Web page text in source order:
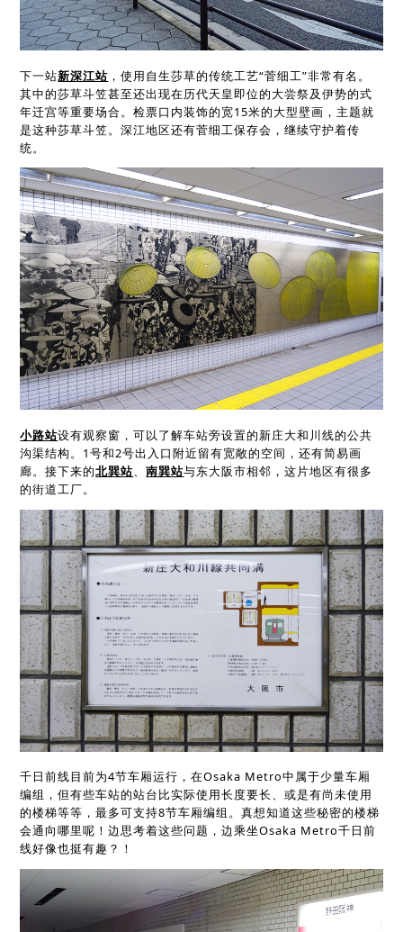
下一站新深江站 ，使用自生莎草的传统工艺“菅细工”非常有名。
其中的莎草斗笠甚至还出现在历代天皇即位的大尝祭及伊势的式
年迁宫等重要场合。检票口内装饰的宽15米的大型壁画，主题就
是这种莎草斗笠。深江地区还有菅细工保存会，继续守护着传
统。
小路站设有观察窗，可以了解车站旁设置的新庄大和川线的公共
沟渠结构。1号和2号出入口附近留有宽敞的空间，还有简易画
廊。接下来的北巽站、南巽站与东大阪市相邻，这片地区有很多
的街道工厂。
千日前线目前为4节车厢运行，在Osaka Metro中属于少量车厢
编组，但有些车站的站台比实际使用长度要长、或是有尚未使用
的楼梯等等，最多可支持8节车厢编组。真想知道这些秘密的楼梯
会通向哪里呢！边思考着这些问题，边乘坐Osaka Metro千日前
线好像也挺有趣？！